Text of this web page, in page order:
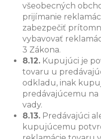
všeobecných
prijímanie
zabezpečiť
vybavovať
3 Zákona.
8.12. Kupujúci je
tovaru u
odkladu, inak
predávajúcemu
vady.
8.13. Predávajúci
kupujúcemu